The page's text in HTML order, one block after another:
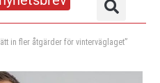
in fler åtgärder för vinterväglaget”